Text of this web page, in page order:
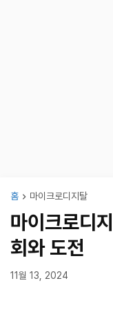
홈 마이크로디지탈
마이크로디
회와 도전
11월 13, 2024